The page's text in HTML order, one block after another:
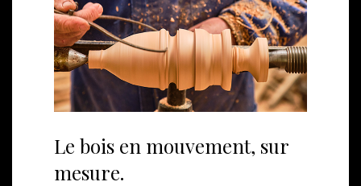
Le bois en mouvement, sur
mesure.